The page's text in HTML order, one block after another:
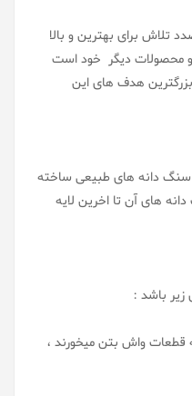
تلاش برای بهترین و بالا
محصولات دیگر خود است
هدف های این
سنگ دانه های طبیعی ساخته
های آن تا اخرین لایه
زیر باشد :
واش بتن میخورند ،